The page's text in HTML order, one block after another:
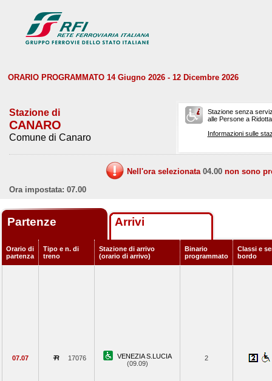
ORARIO PROGRAMMATO 14 Giugno 2026 - 12 Dicembre 2026
Stazione di
CANARO
Comune di Canaro
Stazione senza
alle Persone a
Informazioni sulle
Nell'ora selezionata 04.00 non sono
Ora impostata: 07.00
Partenze Arrivi
Orario di
partenza
Tipo e n. di
treno
Stazione di arrivo
(orario di arrivo)
Binario
programmato
Classi e
bordo
07.07 17076
VENEZIA S.LUCIA
(09.09)
2